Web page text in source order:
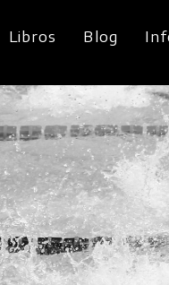
Libros Blog